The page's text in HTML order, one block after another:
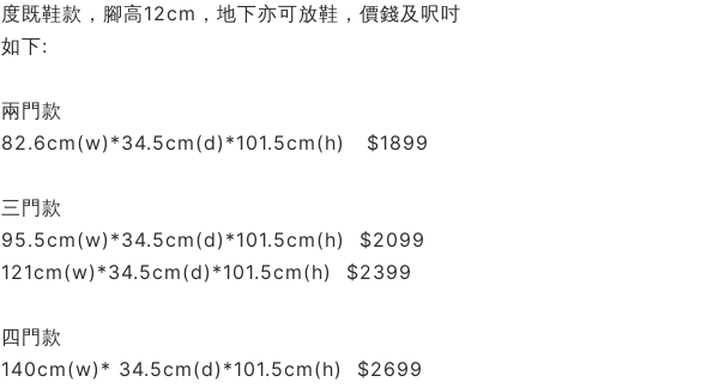
度既鞋款，腳高12cm，地下亦可放鞋，價錢及呎吋
如下:
兩門款
82.6cm(w)*34.5cm(d)*101.5cm(h)   $1899
三門款
95.5cm(w)*34.5cm(d)*101.5cm(h)  $2099
121cm(w)*34.5cm(d)*101.5cm(h)  $2399
四門款
140cm(w)* 34.5cm(d)*101.5cm(h)  $2699